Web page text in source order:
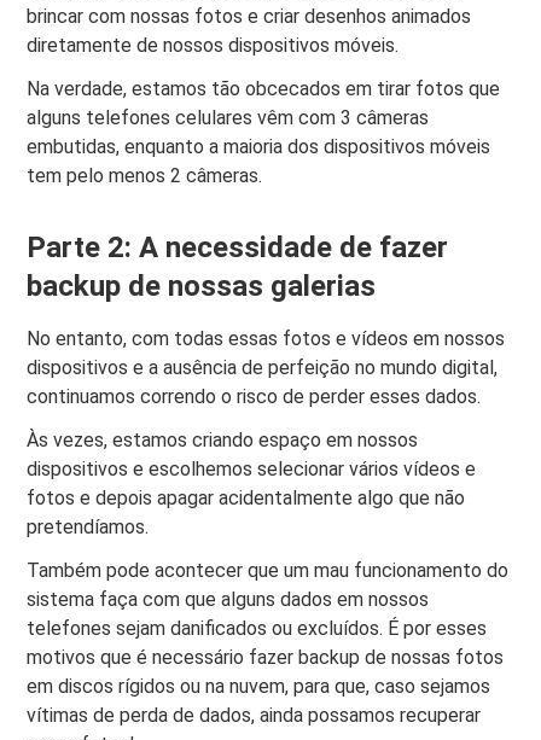
brincar com nossas fotos e criar desenhos animados
diretamente de nossos dispositivos móveis.
Na verdade, estamos tão obcecados em tirar fotos que
alguns telefones celulares vêm com 3 câmeras
embutidas, enquanto a maioria dos dispositivos móveis
tem pelo menos 2 câmeras.
Parte 2: A necessidade de fazer
backup de nossas galerias
No entanto, com todas essas fotos e vídeos em nossos
dispositivos e a ausência de perfeição no mundo digital,
continuamos correndo o risco de perder esses dados.
Às vezes, estamos criando espaço em nossos
dispositivos e escolhemos selecionar vários vídeos e
fotos e depois apagar acidentalmente algo que não
pretendíamos.
Também pode acontecer que um mau funcionamento do
sistema faça com que alguns dados em nossos
telefones sejam danificados ou excluídos. É por esses
motivos que é necessário fazer backup de nossas fotos
em discos rígidos ou na nuvem, para que, caso sejamos
vítimas de perda de dados, ainda possamos recuperar